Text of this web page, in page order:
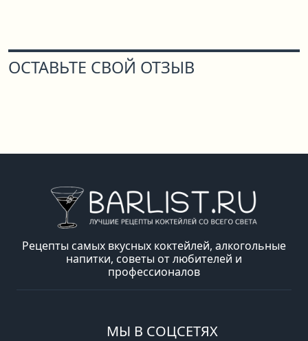
ОСТАВЬТЕ СВОЙ ОТЗЫВ
Рецепты самых вкусных коктейлей, алкогольные
напитки, советы от любителей и
профессионалов
МЫ В СОЦСЕТЯХ